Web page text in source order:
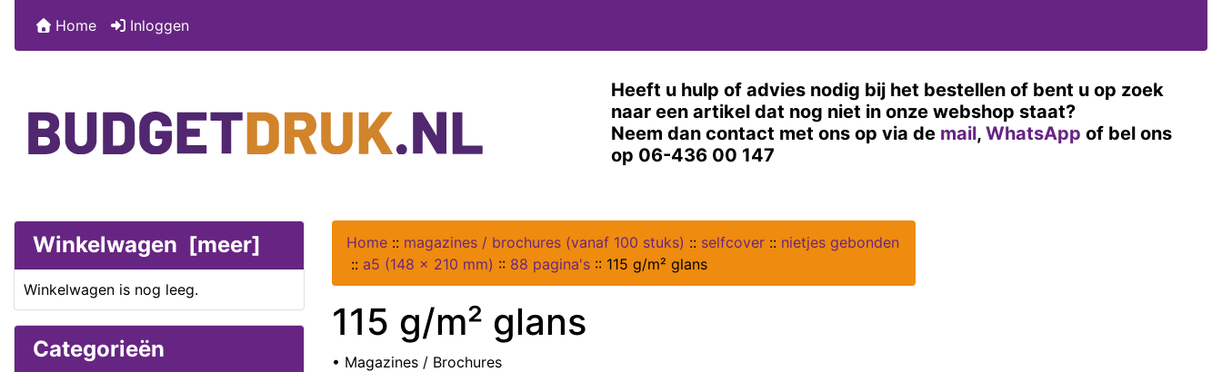
Home Inloggen
Heeft u hulp of advies nodig bij het bestellen of bent u op zoek
naar een artikel dat nog niet in onze webshop staat?
Neem dan contact met ons op via de mail, WhatsApp of bel ons
op 06-436 00 147
Winkelwagen [meer]
Winkelwagen is nog leeg.
Categorieën
Home :: magazines / brochures (vanaf 100 stuks) :: selfcover :: nietjes gebonden
:: a5 (148 x 210 mm) :: 88 pagina's :: 115 g/m² glans
115 g/m² glans
• Magazines / Brochures